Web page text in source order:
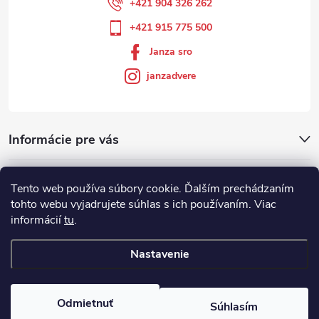
Tento web používa súbory cookie. Ďalším prechádzaním
tohto webu vyjadrujete súhlas s ich používaním. Viac
informáciítu.
Nastavenie
Odmietnuť Súhlasím
Informácie pre vás
+421 904 326 262
+421 915 775 500
Janza sro
janzadvere
Showroom
. Všetky práva vyhradené.